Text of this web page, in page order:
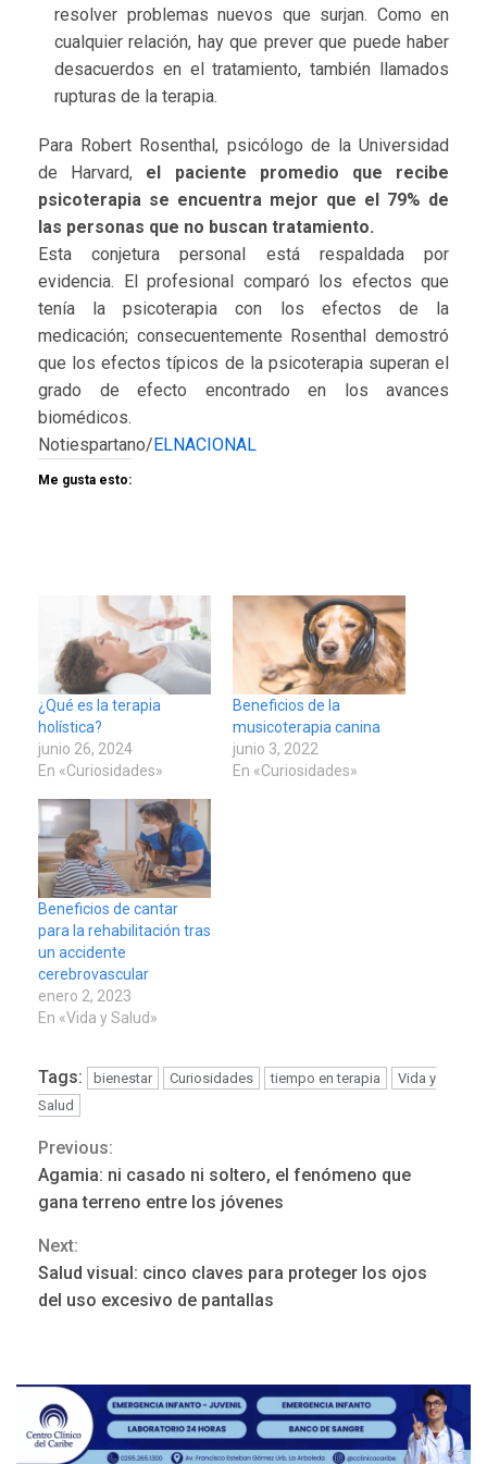
resolver problemas nuevos que surjan. Como en
cualquier relación, hay que prever que puede haber
desacuerdos en el tratamiento, también llamados
rupturas de la terapia.
Para Robert Rosenthal, psicólogo de la Universidad
de Harvard, el paciente promedio que recibe
psicoterapia se encuentra mejor que el 79% de
las personas que no buscan tratamiento.
Esta conjetura personal está respaldada por
evidencia. El profesional comparó los efectos que
tenía la psicoterapia con los efectos de la
medicación; consecuentemente Rosenthal demostró
que los efectos típicos de la psicoterapia superan el
grado de efecto encontrado en los avances
biomédicos.
Notiespartano/ ELNACIONAL
Me gusta esto:
¿Qué es la terapia
holística?
junio 26, 2024
En «Curiosidades»
Beneficios de la
musicoterapia canina
junio 3, 2022
En «Curiosidades»
Beneficios de cantar
para la rehabilitación tras
un accidente
cerebrovascular
enero 2, 2023
En «Vida y Salud»
Tags: bienestar Curiosidades tiempo en terapia
Vida y
Salud
Continue
Reading
Previous:
Agamia: ni casado ni soltero, el fenómeno que
gana terreno entre los jóvenes
Next:
Salud visual: cinco claves para proteger los ojos
del uso excesivo de pantallas
3
atacaron dos petroleros
sauditas
4
Instituciones estadales se
suman al Plan Agosto de
Escuelas Abiertas 2026